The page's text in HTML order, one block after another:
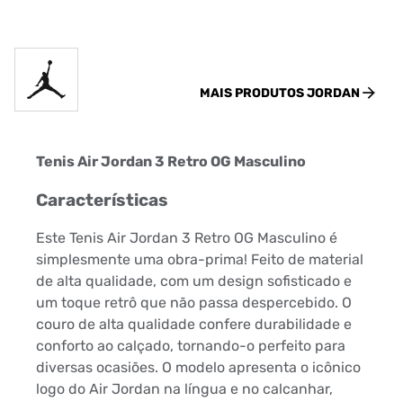
MAIS PRODUTOSJORDAN
Tenis Air Jordan 3 Retro OG Masculino
Características
Este Tenis Air Jordan 3 Retro OG Masculino é
simplesmente uma obra-prima! Feito de material
de alta qualidade, com um design sofisticado e
um toque retrô que não passa despercebido. O
couro de alta qualidade confere durabilidade e
conforto ao calçado, tornando-o perfeito para
diversas ocasiões. O modelo apresenta o icônico
logo do Air Jordan na língua e no calcanhar,